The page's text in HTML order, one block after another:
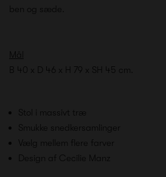
ben og sæde.
Mål
B 40 x D 46 x H 79 x SH 45 cm.
Stol i massivt træ
Smukke snedkersamlinger
Vælg mellem flere farver
Design af Cecilie Manz